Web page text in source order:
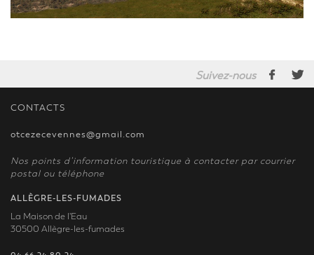
Suivez-nous
CONTACTS
otcezecevennes@gmail.com
Nos points d’information touristique à contacter par courrier
postal ou téléphone
ALLÈGRE-LES-FUMADES
La Maison de l'Eau
30500 Allègre-les-fumades